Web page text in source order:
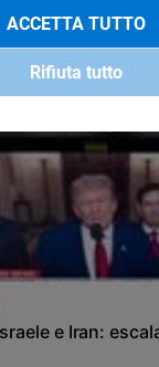
e Iran:
ACCETTA TUTTO
Rifiuta tutto